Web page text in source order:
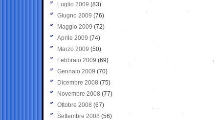
Luglio 2009 (83)
Giugno 2009 (76)
Maggio 2009 (72)
Aprile 2009 (74)
Marzo 2009 (50)
Febbraio 2009 (69)
Gennaio 2009 (70)
Dicembre 2008 (75)
Novembre 2008 (77)
Ottobre 2008 (67)
Settembre 2008 (56)